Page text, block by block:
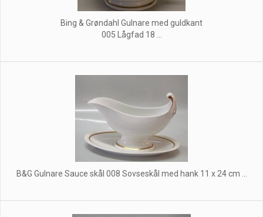
Bing & Grøndahl Gulnare med guldkant
005 Lågfad 18 ...
B&G Gulnare Sauce skål 008 Sovseskål med hank 11 x 24 cm ...